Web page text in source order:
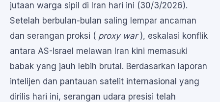
jutaan warga sipil di Iran hari ini (30/3/2026).
Setelah berbulan-bulan saling lempar ancaman
dan serangan proksi ( proxy war), eskalasi konflik
antara AS-Israel melawan Iran kini memasuki
babak yang jauh lebih brutal. Berdasarkan laporan
intelijen dan pantauan satelit internasional yang
dirilis hari ini, serangan udara presisi telah